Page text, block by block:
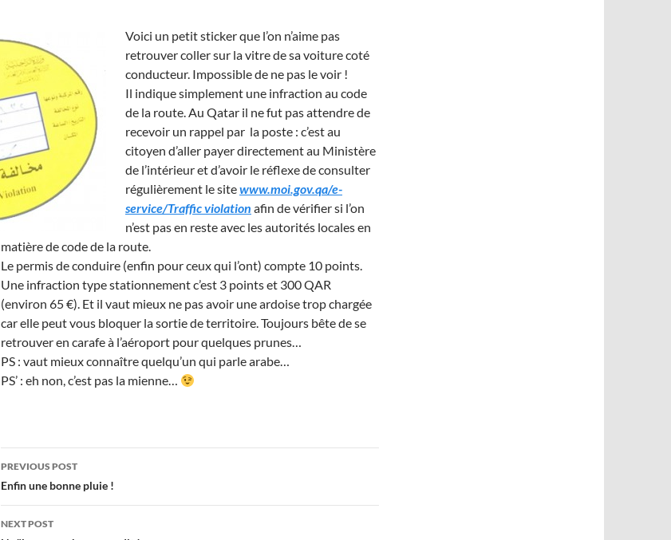
Voici un petit sticker que l’on n’aime pas
retrouver coller sur la vitre de sa voiture coté
conducteur. Impossible de ne pas le voir !
Il indique simplement une infraction au code
de la route. Au Qatar il ne fut pas attendre de
recevoir un rappel par la poste : c’est au
citoyen d’aller payer directement au Ministère
de l’intérieur et d’avoir le réflexe de consulter
régulièrement le sitewww.moi.gov.qa/e-
service/Traffic violation afin de vérifier si l’on
n’est pas en reste avec les autorités locales en
matière de code de la route.
Le permis de conduire (enfin pour ceux qui l’ont) compte 10 points.
Une infraction type stationnement c’est 3 points et 300 QAR
(environ 65 €). Et il vaut mieux ne pas avoir une ardoise trop chargée
car elle peut vous bloquer la sortie de territoire. Toujours bête de se
retrouver en carafe à l’aéroport pour quelques prunes…
PS : vaut mieux connaître quelqu’un qui parle arabe…
PS’ : eh non, c’est pas la mienne…
Post
navigation
PREVIOUS POST
Enfin une bonne pluie !
NEXT POST